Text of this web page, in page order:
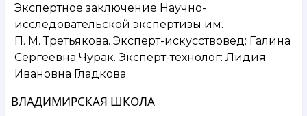
Экспертное заключение Научно-
исследовательской экспертизы им.
П. М. Третьякова. Эксперт-искусствовед: Галина
Сергеевна Чурак. Эксперт-технолог: Лидия
Ивановна Гладкова.
ВЛАДИМИРСКАЯ ШКОЛА